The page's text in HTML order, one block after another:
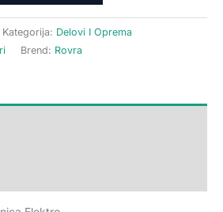
Kategorija: Delovi I Oprema
Brend: Rovra